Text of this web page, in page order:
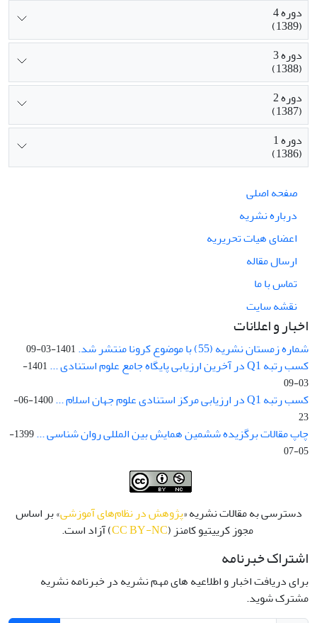
دوره 4
(1389)
دوره 3
(1388)
دوره 2
(1387)
دوره 1
(1386)
صفحه اصلی
درباره نشریه
اعضای هیات تحریریه
ارسال مقاله
تماس با ما
نقشه سایت
اخبار و اعلانات
شماره زمستان نشریه (55) با موضوع کرونا منتشر شد. 1401-03-09
کسب رتبه Q1 در آخرین ارزیابی پایگاه جامع علوم استنادی ...
1401-
03-09
کسب رتبه Q1 در ارزیابی مرکز استنادی علوم جهان اسلام ...
1400-06-
23
چاپ مقالات برگزیده ششمین همایش بین المللی روان شناسی ...
1399-
05-07
دسترسی به مقالات نشریه «پژوهش در نظام‌های آموزشی» بر اساس
مجوز کرییتیو کامنز (CC BY-NC) آزاد است.
اشتراک خبرنامه
برای دریافت اخبار و اطلاعیه های مهم نشریه در خبرنامه نشریه
مشترک شوید.